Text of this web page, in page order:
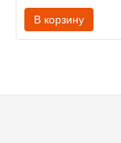
В корзину